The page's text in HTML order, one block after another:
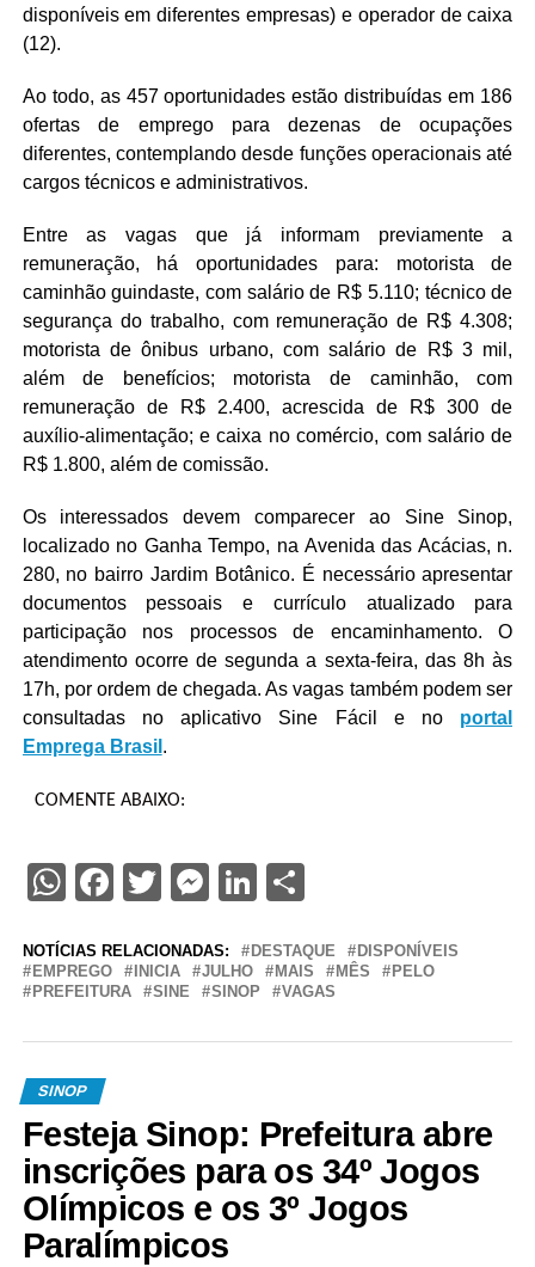
disponíveis em diferentes empresas) e operador de caixa
(12).
Ao todo, as 457 oportunidades estão distribuídas em 186
ofertas de emprego para dezenas de ocupações
diferentes, contemplando desde funções operacionais até
cargos técnicos e administrativos.
Entre as vagas que já informam previamente a
remuneração, há oportunidades para: motorista de
caminhão guindaste, com salário de R$ 5.110; técnico de
segurança do trabalho, com remuneração de R$ 4.308;
motorista de ônibus urbano, com salário de R$ 3 mil,
além de benefícios; motorista de caminhão, com
remuneração de R$ 2.400, acrescida de R$ 300 de
auxílio-alimentação; e caixa no comércio, com salário de
R$ 1.800, além de comissão.
Os interessados devem comparecer ao Sine Sinop,
localizado no Ganha Tempo, na Avenida das Acácias, n.
280, no bairro Jardim Botânico. É necessário apresentar
documentos pessoais e currículo atualizado para
participação nos processos de encaminhamento. O
atendimento ocorre de segunda a sexta-feira, das 8h às
17h, por ordem de chegada. As vagas também podem ser
consultadas no aplicativo Sine Fácil e no portal
Emprega Brasil .
COMENTE ABAIXO:
WhatsApp
Facebook
TwitterMessenger
LinkedIn
NOTÍCIAS RELACIONADAS: DESTAQUE
DISPONÍVEIS
EMPREGO
INICIA JULHO MAIS MÊS
PELO
PREFEITURA
SINE SINOP VAGAS
SINOP
Festeja Sinop: Prefeitura abre
inscrições para os 34º Jogos
Olímpicos e os 3º Jogos
Paralímpicos